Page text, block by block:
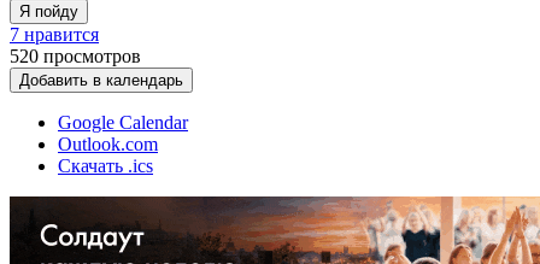
Я пойду
7 нравится
520 просмотров
Добавить в календарь
Google Calendar
Outlook.com
Скачать .ics